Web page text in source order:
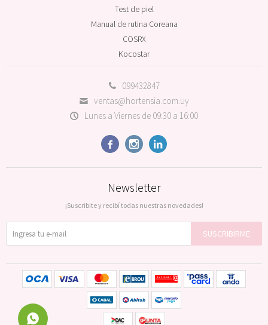
099432847
ventas@hortensia.com.uy
Lunes a Viernes de 09:30 a 16:00
  
Test de piel
Manual de rutina Coreana
COSRX
Kocostar
Newsletter
¡Suscribite y recibí todas nuestras novedades!
SUSCRIBIRME